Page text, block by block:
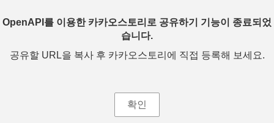
OpenAPI를 이용한 카카오스토리로 공유하기 기능이 종료되었
습니다.
공유할 URL을 복사 후 카카오스토리에 직접 등록해 보세요.
확인